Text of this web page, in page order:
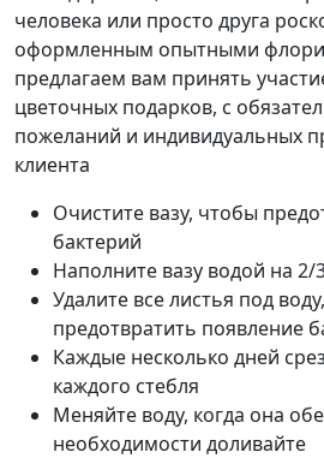
человека или просто друга
оформленным опытными
предлагаем вам принять
цветочных подарков, с
пожеланий и индивидуальных
клиента
Очистите вазу, чтобы
бактерий
Наполните вазу водой на 2/
Удалите все листья под
предотвратить появление
Каждые несколько дней
каждого стебля
Меняйте воду, когда она
необходимости доливайте